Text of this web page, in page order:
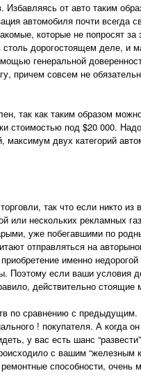
от авто таким
автомобиля почти
которые не попросят
дорогостоящем деле,
генеральной
причем совсем не
так как таким образом
стоимостью под $20 000.
двух категорий
так что если никто
или нескольких рекламных
уже побегавшими по
отправляться на
именно
Поэтому если ваши условия
действительно стоящие
по сравнению с предыдущим.
! покупателя. А
у вас есть шанс
с вашим
способности, очень